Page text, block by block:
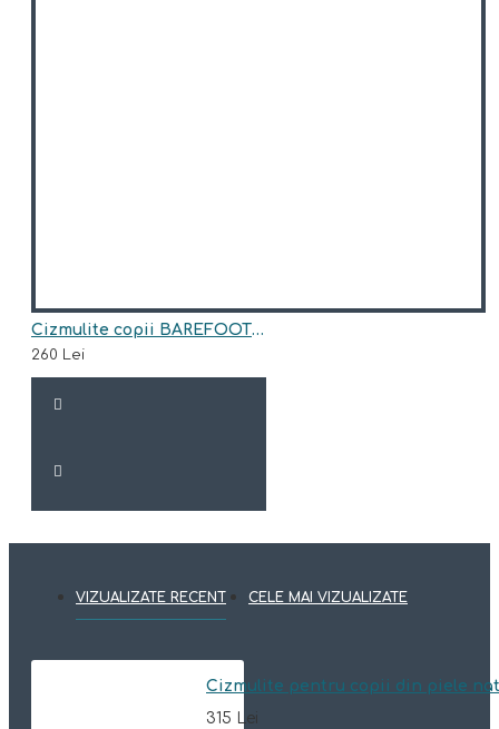
Cizmulite copii BAREFOOT din piele naturala model DION
260 Lei
VIZUALIZATE RECENT CELE MAI VIZUALIZATE
Cizmulite pentru copii din piele
315 Lei